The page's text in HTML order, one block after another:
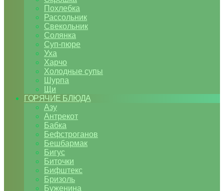
Похлебка
Рассольник
Свекольник
Солянка
Суп-пюре
Уха
Харчо
Холодные супы
Шурпа
Щи
ГОРЯЧИЕ БЛЮДА
Азу
Антрекот
Бабка
Бефстроганов
Бешбармак
Бигус
Биточки
Бифштекс
Бризоль
Буженина